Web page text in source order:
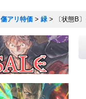
傷アリ特価 > 緑 > 〔状態B